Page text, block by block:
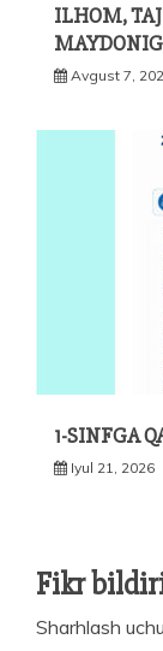
ILHOM,
Avgust 7,
1-SINFGA
Iyul 21, 2026
Fikr
Sharhlash